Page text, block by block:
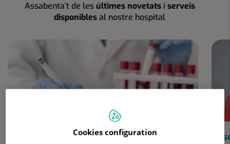
Assabenta’t de les últimes novetatsi serveis
disponiblesal nostre hospital
Les teves anàlisis clíniques a prop teu
Cookies configuration